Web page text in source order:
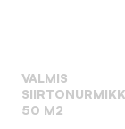
VALMIS
50 M2